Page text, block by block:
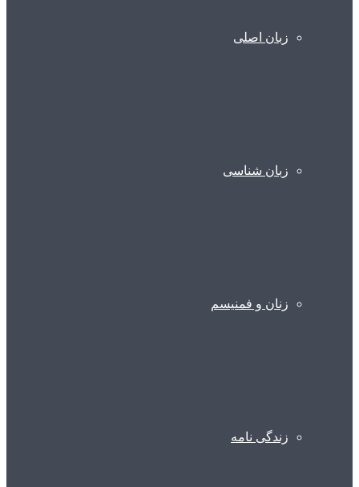
زبان اصلی
زبان شناسی
زنان و فمنیسم
زندگی نامه